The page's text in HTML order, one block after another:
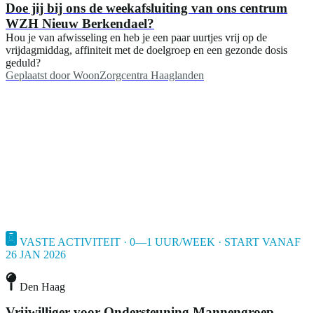
Doe jij bij ons de weekafsluiting van ons centrum
WZH Nieuw Berkendael?
Hou je van afwisseling en heb je een paar uurtjes vrij op de
vrijdagmiddag, affiniteit met de doelgroep en een gezonde dosis
geduld?
Geplaatst door WoonZorgcentra Haaglanden
VASTE ACTIVITEIT · 0—1 UUR/WEEK · START VANAF
26 JAN 2026
Den Haag